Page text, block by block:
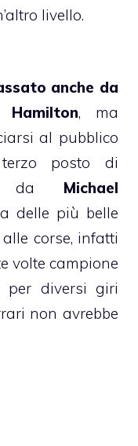
livello.
anche da
, ma
al pubblico
posto di
da Michael
delle più belle
corse, infatti
volte campione
per diversi giri
non avrebbe